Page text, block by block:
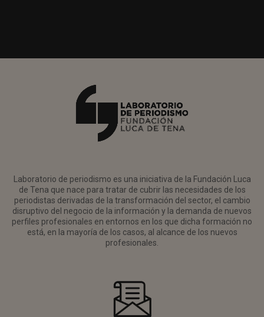
Laboratorio de periodismo es una iniciativa de la Fundación Luca
de Tena que nace para tratar de cubrir las necesidades de los
periodistas derivadas de la transformación del sector, el cambio
disruptivo del negocio de la información y la demanda de nuevos
perfiles profesionales en entornos en los que dicha formación no
está, en la mayoría de los casos, al alcance de los nuevos
profesionales.